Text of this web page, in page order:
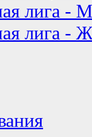
лига -
лига -